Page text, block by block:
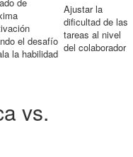
el desafío
la habilidad
Ajustar la
dificultad de las
tareas al nivel
del colaborador
vs.